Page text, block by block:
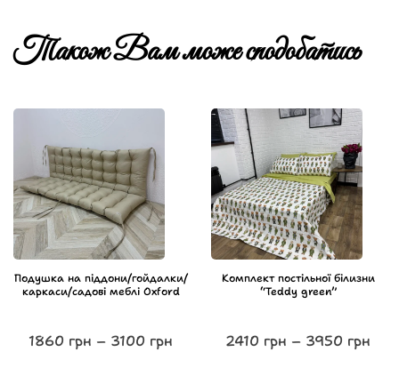
Також Вам може сподобатись
Подушка на піддони/гойдалки/
каркаси/садові меблі Oxford
1860 грн – 3100 грн
Комплект постільної білизни
“Teddy green”
2410 грн – 3950 грн